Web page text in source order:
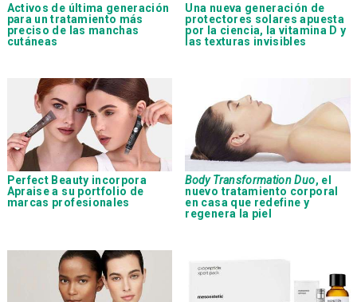
Activos de última generación
para un tratamiento más
preciso de las manchas
cutáneas
Una nueva generación de
protectores solares apuesta
por la ciencia, la vitamina D y
las texturas invisibles
Perfect Beauty incorpora
Apraise a su portfolio de
marcas profesionales
Body Transformation Duo, el
nuevo tratamiento corporal
en casa que redefine y
regenera la piel